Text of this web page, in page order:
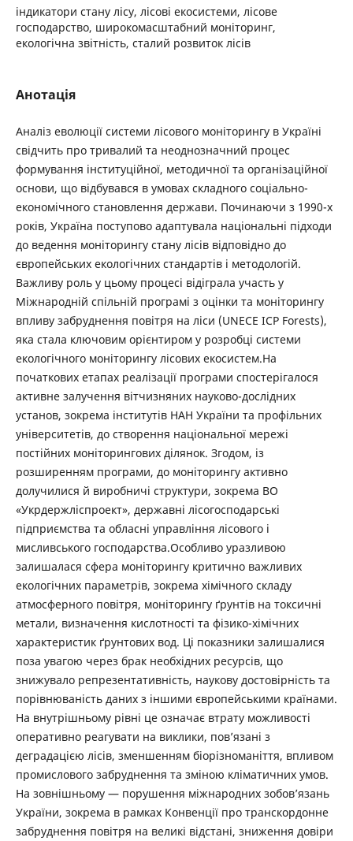
індикатори стану лісу, лісові екосистеми, лісове
господарство, широкомасштабний моніторинг,
екологічна звітність, сталий розвиток лісів
Анотація
Аналіз еволюції системи лісового моніторингу в Україні
свідчить про тривалий та неоднозначний процес
формування інституційної, методичної та організаційної
основи, що відбувався в умовах складного соціально-
економічного становлення держави. Починаючи з 1990-х
років, Україна поступово адаптувала національні підходи
до ведення моніторингу стану лісів відповідно до
європейських екологічних стандартів і методологій.
Важливу роль у цьому процесі відіграла участь у
Міжнародній спільній програмі з оцінки та моніторингу
впливу забруднення повітря на ліси (UNECE ICP Forests),
яка стала ключовим орієнтиром у розробці системи
екологічного моніторингу лісових екосистем.На
початкових етапах реалізації програми спостерігалося
активне залучення вітчизняних науково-дослідних
установ, зокрема інститутів НАН України та профільних
університетів, до створення національної мережі
постійних моніторингових ділянок. Згодом, із
розширенням програми, до моніторингу активно
долучилися й виробничі структури, зокрема ВО
«Укрдержліспроект», державні лісогосподарські
підприємства та обласні управління лісового і
мисливського господарства.Особливо уразливою
залишалася сфера моніторингу критично важливих
екологічних параметрів, зокрема хімічного складу
атмосферного повітря, моніторингу ґрунтів на токсичні
метали, визначення кислотності та фізико-хімічних
характеристик ґрунтових вод. Ці показники залишалися
поза увагою через брак необхідних ресурсів, що
знижувало репрезентативність, наукову достовірність та
порівнюваність даних з іншими європейськими країнами.
На внутрішньому рівні це означає втрату можливості
оперативно реагувати на виклики, пов’язані з
деградацією лісів, зменшенням біорізноманіття, впливом
промислового забруднення та зміною кліматичних умов.
На зовнішньому — порушення міжнародних зобов’язань
України, зокрема в рамках Конвенції про транскордонне
забруднення повітря на великі відстані, зниження довіри